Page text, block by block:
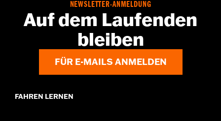
Beschädigungen und Kratzern
In Einheiten erhältlich:Jeweils
In der Box:
2 Materialteile (1 pro Seite)
1 year limited warranty – Go to
NEWSLETTER-ANMELDUNG
Auf dem Laufenden
bleiben
FÜR E-MAILS ANMELDEN
FAHREN LERNEN